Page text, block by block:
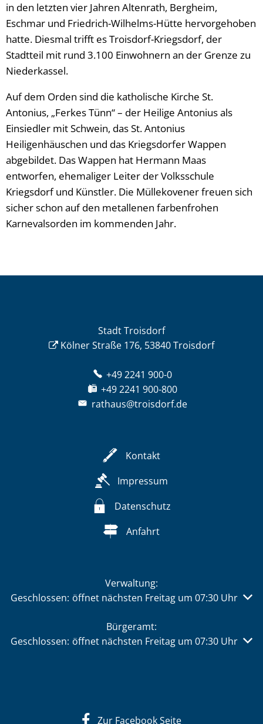
in den letzten vier Jahren Altenrath, Bergheim,
Eschmar und Friedrich-Wilhelms-Hütte hervorgehoben
hatte. Diesmal trifft es Troisdorf-Kriegsdorf, der
Stadtteil mit rund 3.100 Einwohnern an der Grenze zu
Niederkassel.
Auf dem Orden sind die katholische Kirche St.
Antonius, „Ferkes Tünn“ – der Heilige Antonius als
Einsiedler mit Schwein, das St. Antonius
Heiligenhäuschen und das Kriegsdorfer Wappen
abgebildet. Das Wappen hat Hermann Maas
entworfen, ehemaliger Leiter der Volksschule
Kriegsdorf und Künstler. Die Müllekovener freuen sich
sicher schon auf den metallenen farbenfrohen
Karnevalsorden im kommenden Jahr.
Stadt Troisdorf
Kölner Straße 176, 53840 Troisdorf
+49 2241 900-0
+49 2241 900-800
rathaus@troisdorf.de
Kontakt
Impressum
Datenschutz
Anfahrt
Verwaltung:
Klicken, um weitere Öffnungs- oder Schließzeiten
Geschlossen: öffnet nächsten Freitag um 07:30 Uhr
Bürgeramt:
Klicken, um weitere Öffnungs- oder Schließzeiten
Geschlossen: öffnet nächsten Freitag um 07:30 Uhr
Zur Facebook Seite